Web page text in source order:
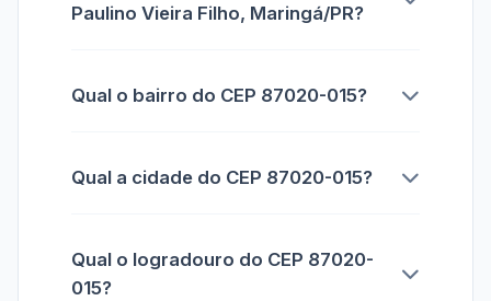
Paulino Vieira Filho, Maringá/PR?
Qual o bairro do CEP 87020-015?
Qual a cidade do CEP 87020-015?
Qual o logradouro do CEP 87020-
015?